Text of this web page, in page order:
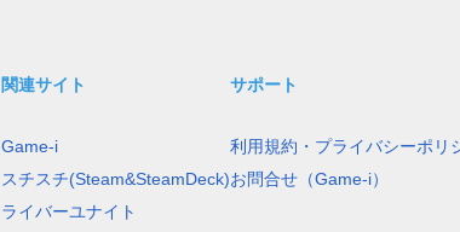
関連サイト
Game-i
スチスチ(Steam&SteamDeck)
ライバーユナイト
サポート
利用規約・プライバシーポリ
お問合せ（Game-i）